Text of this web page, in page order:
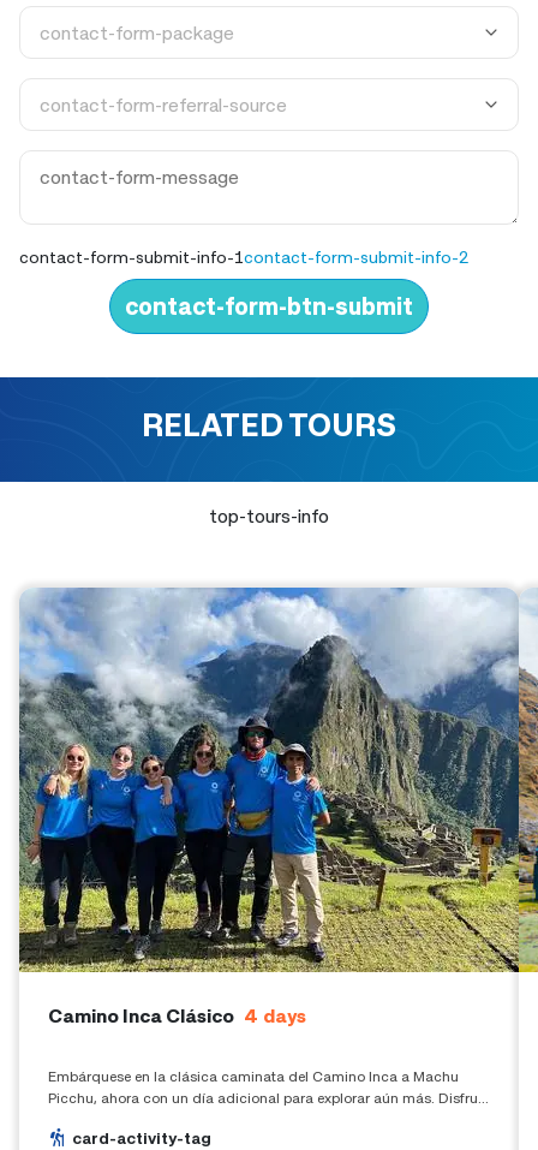
contact-form-submit-info-1contact-form-submit-info-2
contact-form-btn-submit
RELATED TOURS
top-tours-info
Camino Inca Clásico 4 days
Embárquese en la clásica caminata del Camino Inca a Machu
Picchu, ahora con un día adicional para explorar aún más. Disfrute
ritmo relajado.
card-activity-tag